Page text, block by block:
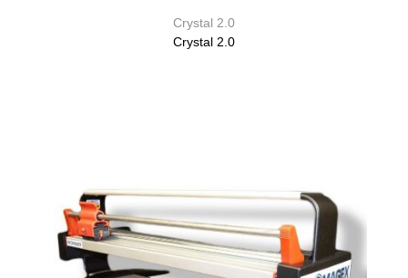
Crystal 2.0
Crystal 2.0